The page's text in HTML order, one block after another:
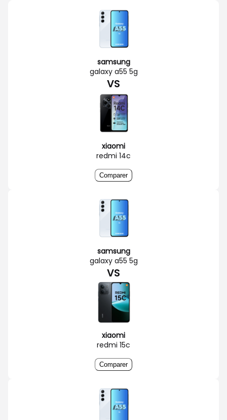
samsung
galaxy a55 5g
VS
xiaomi
redmi 14c
Comparer
samsung
galaxy a55 5g
VS
xiaomi
redmi 15c
Comparer